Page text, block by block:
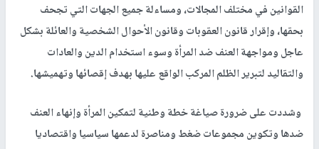
القوانين في مختلف المجالات، ومساءلة جميع الجهات التي تجحف
بحقها، وإقرار قانون العقوبات وقانون الأحوال الشخصية والعائلة بشكل
عاجل ومواجهة العنف ضد المرأة وسوء استخدام الدين والعادات
والتقاليد لتبرير الظلم المركب الواقع عليها بهدف إقصائها وتهميشها.
وشددت على ضرورة صياغة خطة وطنية لتمكين المرأة وإنهاء العنف
ضدها وتكوين مجموعات ضغط ومناصرة لدعمها سياسيا واقتصاديا